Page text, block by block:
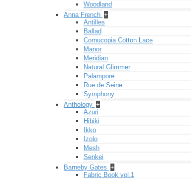
Woodland
Anna French +
Antilles
Ballad
Cornucopia Cotton Lace
Manor
Meridian
Natural Glimmer
Palampore
Rue de Seine
Symphony
Anthology +
Azuri
Hibiki
Ikko
Izolo
Mesh
Senkei
Barneby Gates +
Fabric Book vol.1